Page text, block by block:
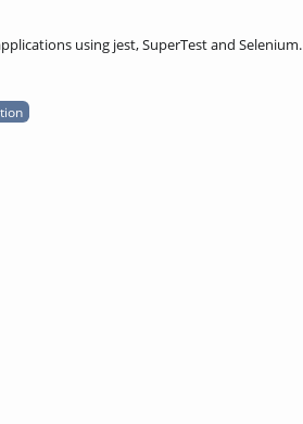
using jest, SuperTest and Selenium.